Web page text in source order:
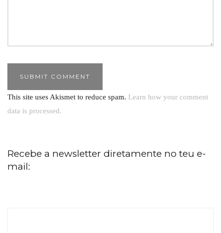
This site uses Akismet to reduce spam. Learn how your comment
data is processed.
Recebe a newsletter diretamente no teu e-
mail: